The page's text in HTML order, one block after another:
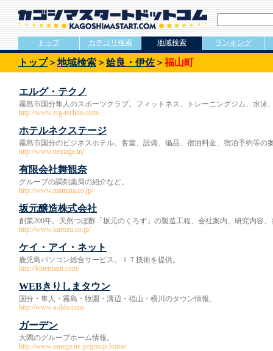
トップ カテゴリ検索 地域検索 ランキング
トップ＞地域検索 ＞姶良・伊佐 ＞福山町
エルグ・テクノ
霧島市国分隼人のスポーツクラブ。フィットネス、トレーニングジム、水泳
http://www.erg-techno.com/
ホテルネクステージ
霧島市国分のビジネスホテル。客室、設備、備品、宿泊料金、宿泊予約等の
http://www.nextage.in/
有限会社舞観奈
グループの調剤薬局の紹介など。
http://www.mamina.co.jp/
坂元醸造株式会社
創業200年。天然つぼ酢「坂元のくろず」の製造工程、会社案内、研究内容
http://www.kurozu.co.jp/
ケイ・アイ・ネット
鹿児島パソコン総合サービス。ＩＴ技術を提供。
http://kinetmain.com/
WEBきりしまタウン
国分・隼人・霧島・牧園・溝辺・福山・横川のタウン情報。
http://www.a-ddo.com
ガーデン
大隅のグループホーム情報。
http://www.omega.ne.jp/group-home/